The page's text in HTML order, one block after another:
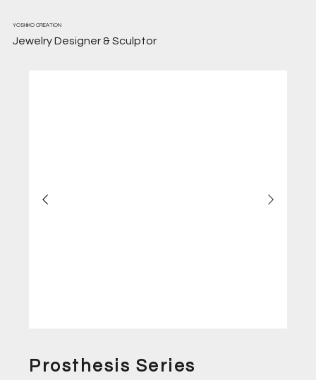
YOSHiKO CREATiON
Jewelry Designer & Sculptor
Prosthesis Series